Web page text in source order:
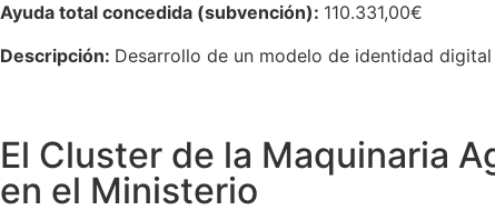
Ayuda total concedida (subvención): 110.331,00€
Descripción: Desarrollo de un modelo de identidad
El Cluster de la Maquinaria
en el Ministerio